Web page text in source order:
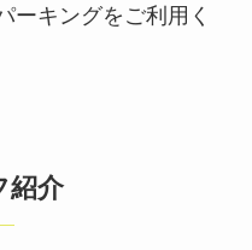
キングをご利用く
紹介